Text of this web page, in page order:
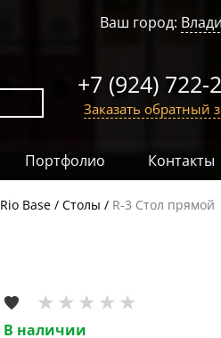
Ваш город:
+7 (924) 722-
Заказать обратный
Портфолио Контакты
Rio Base Столы R-3 Стол прямой
В наличии